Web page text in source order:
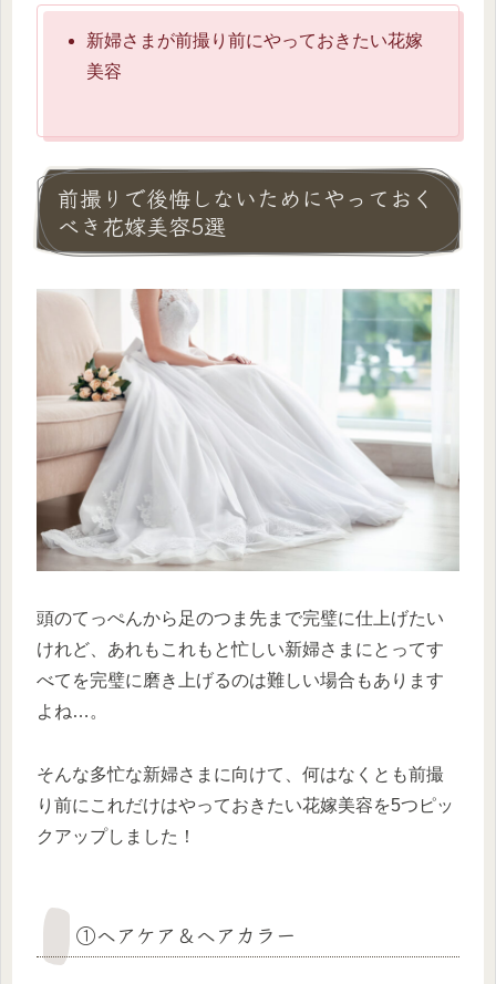
新婦さまが前撮り前にやっておきたい花嫁
美容
前撮りで後悔しないためにやっておく
べき花嫁美容5選
頭のてっぺんから足のつま先まで完璧に仕上げたい
けれど、あれもこれもと忙しい新婦さまにとってす
べてを完璧に磨き上げるのは難しい場合もあります
よね…。
そんな多忙な新婦さまに向けて、何はなくとも前撮
り前にこれだけはやっておきたい花嫁美容を5つピッ
クアップしました！
①ヘアケア＆ヘアカラー